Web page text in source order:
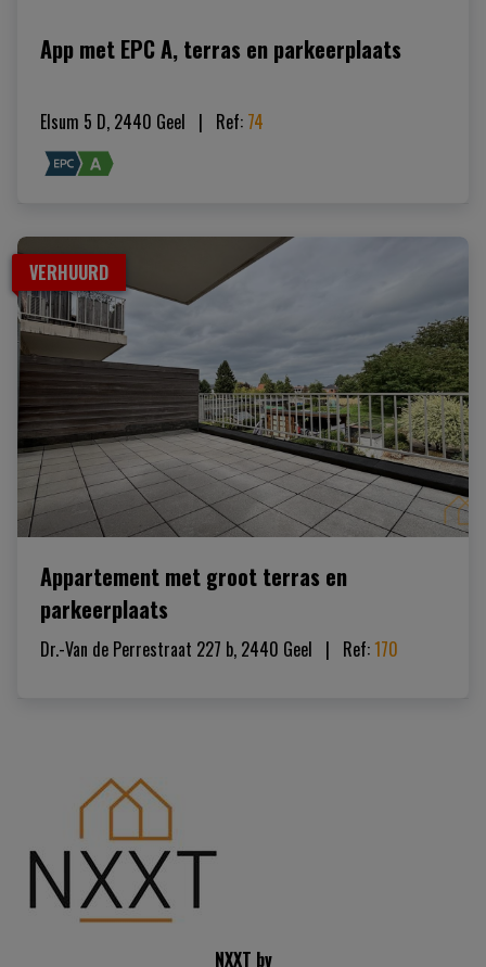
App met EPC A, terras en parkeerplaats
Elsum 5 D, 2440 Geel | Ref: 74
VERHUURD
Appartement met groot terras en
parkeerplaats
Dr.-Van de Perrestraat 227 b, 2440 Geel | Ref: 170
NXXT bv